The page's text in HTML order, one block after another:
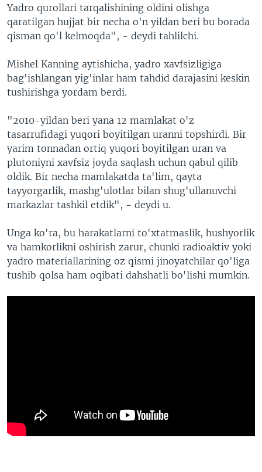
Yadro qurollari tarqalishining oldini olishga
qaratilgan hujjat bir necha o'n yildan beri bu borada
qisman qo'l kelmoqda", - deydi tahlilchi.
Mishel Kanning aytishicha, yadro xavfsizligiga
bag'ishlangan yig'inlar ham tahdid darajasini keskin
tushirishga yordam berdi.
"2010-yildan beri yana 12 mamlakat o'z
tasarrufidagi yuqori boyitilgan uranni topshirdi. Bir
yarim tonnadan ortiq yuqori boyitilgan uran va
plutoniyni xavfsiz joyda saqlash uchun qabul qilib
oldik. Bir necha mamlakatda ta'lim, qayta
tayyorgarlik, mashg'ulotlar bilan shug'ullanuvchi
markazlar tashkil etdik", - deydi u.
Unga ko'ra, bu harakatlarni to'xtatmaslik, hushyorlik
va hamkorlikni oshirish zarur, chunki radioaktiv yoki
yadro materiallarining oz qismi jinoyatchilar qo'liga
tushib qolsa ham oqibati dahshatli bo'lishi mumkin.